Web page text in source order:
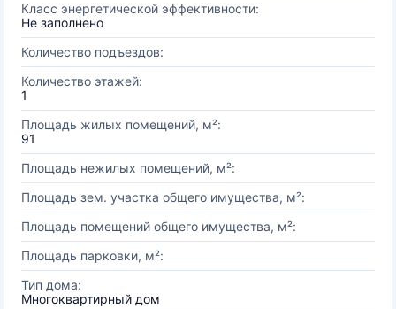
Класс энергетической эффективности:
Не заполнено
Количество подъездов:
Количество этажей:
1
Площадь жилых помещений, м²:
91
Площадь нежилых помещений, м²:
Площадь зем. участка общего имущества, м²:
Площадь помещений общего имущества, м²:
Площадь парковки, м²:
Тип дома:
Многоквартирный дом